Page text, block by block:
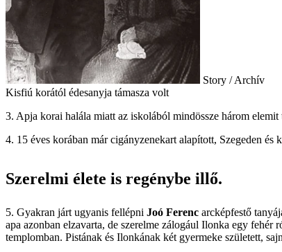
Story / Archív
Kisfiú korától édesanyja támasza volt
3. Apja korai halála miatt az iskolából mindössze három
4. 15 éves korában már cigányzenekart alapított, Szegeden
Szerelmi élete is regénybe illő.
5. Gyakran járt ugyanis fellépni Joó Ferenc arcképfestő
apa azonban elzavarta, de szerelme zálogául Ilonka egy
templomban. Pistának és Ilonkának két gyermeke született,